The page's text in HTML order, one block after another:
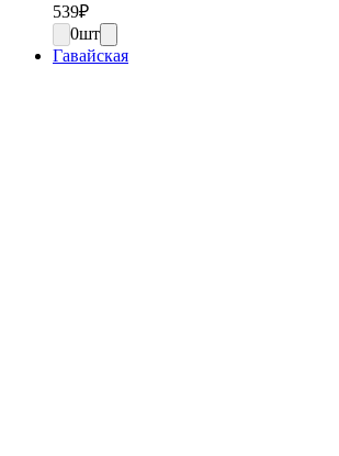
539₽
0шт
Гавайская